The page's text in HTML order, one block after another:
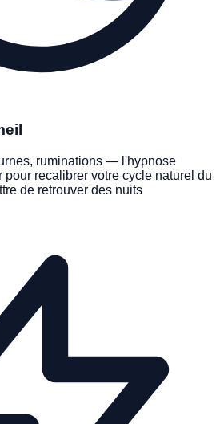
ruminations — l'hypnose
pour recalibrer votre cycle naturel du
de retrouver des nuits